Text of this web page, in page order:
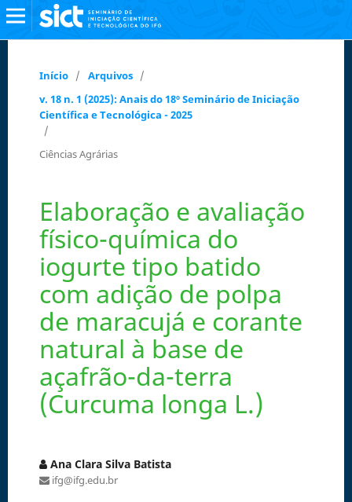
Início / Arquivos /
v. 18 n. 1 (2025): Anais do 18º Seminário de Iniciação
Científica e Tecnológica - 2025
/
Ciências Agrárias
Elaboração e avaliação
físico-química do
iogurte tipo batido
com adição de polpa
de maracujá e corante
natural à base de
açafrão-da-terra
(Curcuma longa L.)
Ana Clara Silva Batista
ifg@ifg.edu.br